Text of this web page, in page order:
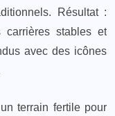
Résultat :
carrières stables et
avec des icônes
terrain fertile pour